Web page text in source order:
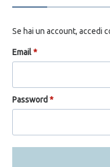
Se hai un account, accedi
Email*
Password *